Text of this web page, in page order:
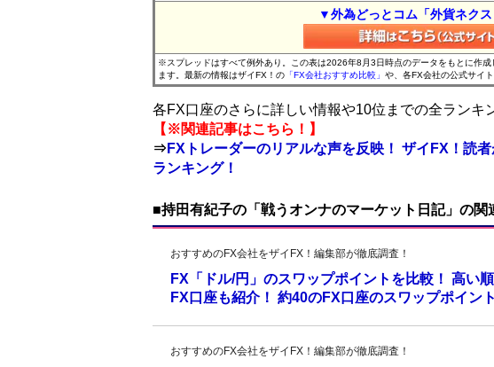
▼外為どっとコム「外貨ネク
※スプレッドはすべて例外あり。この表は2026年8月3日時点のデータをもとに作
ます。最新の情報はザイFX！の 「FX会社おすすめ比較」 や、各FX会社の公式サイ
各FX口座のさらに詳しい情報や10位までの全ランキ
【※関連記事はこちら！】
⇒FXトレーダーのリアルな声を反映！ ザイFX！読
ランキング！
■持田有紀子の「戦うオンナのマーケット日記」の関
おすすめのFX会社をザイFX！編集部が徹底調査！
FX「ドル/円」のスワップポイントを比較！ 高い
FX口座も紹介！ 約40のFX口座のスワップポイン
おすすめのFX会社をザイFX！編集部が徹底調査！